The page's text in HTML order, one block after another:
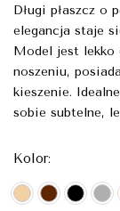
Długi płaszcz o
elegancja staje
Model jest lekko
noszeniu,
kieszenie.
sobie subtelne,
Kolor